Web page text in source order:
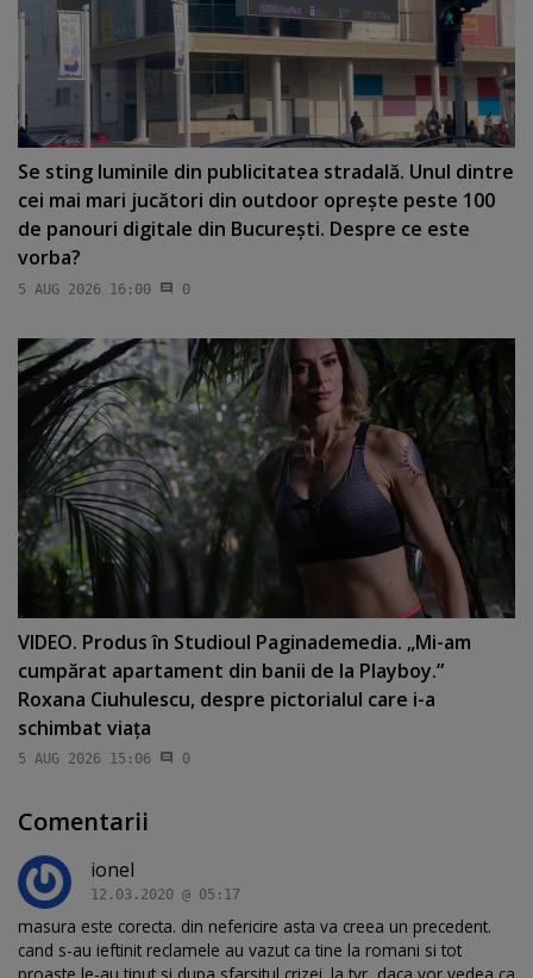
Se sting luminile din publicitatea stradală. Unul dintre
cei mai mari jucători din outdoor opreşte peste 100
de panouri digitale din Bucureşti. Despre ce este
vorba?
5 AUG 2026 16:00 0
VIDEO. Produs în Studioul Paginademedia. „Mi-am
cumpărat apartament din banii de la Playboy.”
Roxana Ciuhulescu, despre pictorialul care i-a
schimbat viaţa
5 AUG 2026 15:06 0
Comentarii
ionel
12.03.2020 @ 05:17
masura este corecta. din nefericire asta va creea un precedent.
cand s-au ieftinit reclamele au vazut ca tine la romani si tot